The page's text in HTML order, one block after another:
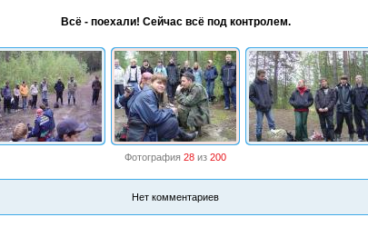
Всё - поехали! Сейчас всё под контролем.
Фотография 28 из 200
Нет комментариев